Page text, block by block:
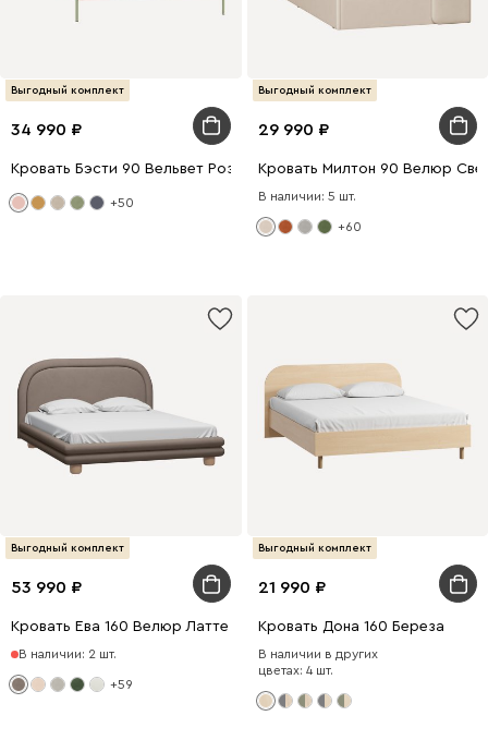
Выгодный комплект
34 990
Кровать Бэсти 90 Вельвет Розовый
+50
Выгодный комплект
29 990
Кровать Милтон 90 Велюр
В наличии: 5 шт.
+60
Выгодный комплект
53 990
Кровать Ева 160 Велюр Латте
В наличии: 2 шт.
+59
Выгодный комплект
21 990
Кровать Дона 160 Береза
В наличии в других
цветах: 4 шт.